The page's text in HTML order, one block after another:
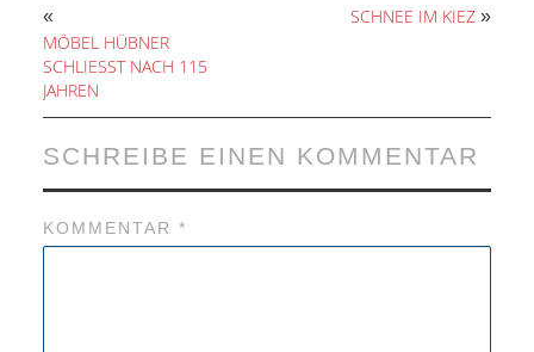
«
MÖBEL HÜBNER
SCHLIESST NACH 115 J
AHREN
SCHNEE IM KIEZ »
SCHREIBE EINEN KOMMENTAR
KOMMENTAR *